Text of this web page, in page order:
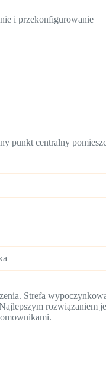
i przekonfigurowanie
punkt centralny
Strefa
rozwiązaniem